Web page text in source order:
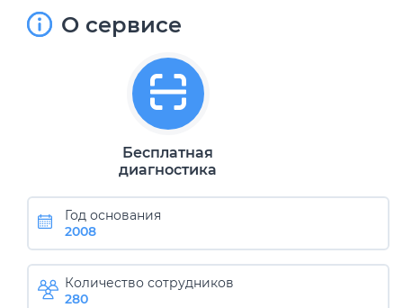
О сервисе
Бесплатная
диагностика
Год основания
2008
Количество сотрудников
280